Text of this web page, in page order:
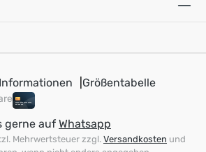
Informationen Größentabelle
gerne auf Whatsapp
Mehrwertsteuer zzgl. Versandkosten und